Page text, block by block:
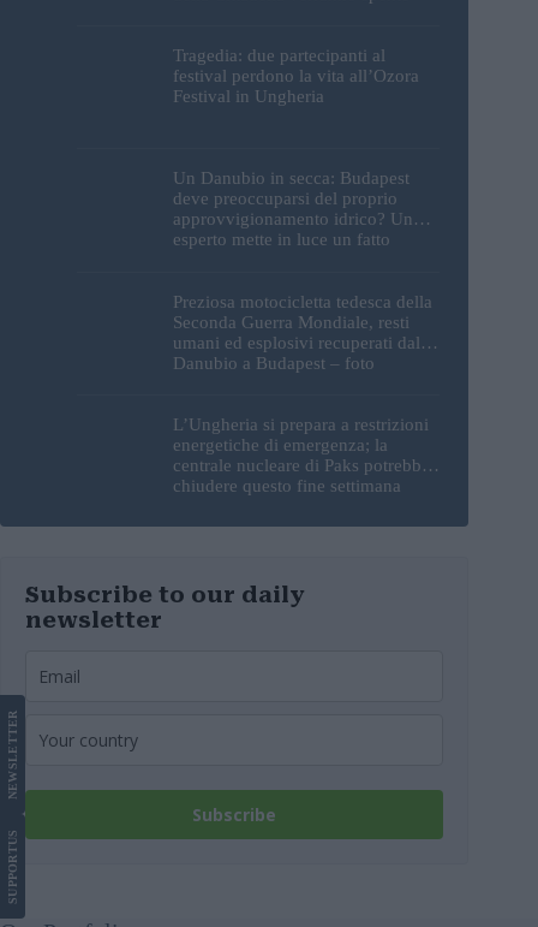
Tragedia: due partecipanti al
festival perdono la vita all’Ozora
Festival in Ungheria
Un Danubio in secca: Budapest
deve preoccuparsi del proprio
approvvigionamento idrico? Un
esperto mette in luce un fatto
Preziosa motocicletta tedesca della
Seconda Guerra Mondiale, resti
umani ed esplosivi recuperati dal
Danubio a Budapest – foto
L’Ungheria si prepara a restrizioni
energetiche di emergenza; la
centrale nucleare di Paks potrebbe
chiudere questo fine settimana
Subscribe to our daily
newsletter
Subscribe
SUPPORT
US
NEWS
LETTER